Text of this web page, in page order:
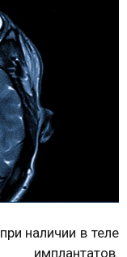
наличии в теле